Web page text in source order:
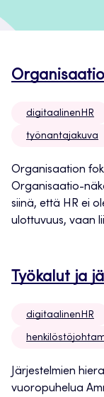
digitaalinenHR
työnantajakuva
Organisaation
Organisaatio-
siinä, että HR ei
ulottuvuus, vaan
Työkalut ja
digitaalinenHR
Järjestelmien
vuoropuhelua